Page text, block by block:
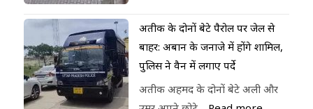
अतीक के दोनों बेटे पैरोल पर जेल से
बाहर: अबान के जनाजे में होंगे शामिल,
पुलिस ने वैन में लगाए पर्दे
अतीक अहमद के दोनों बेटे अली और